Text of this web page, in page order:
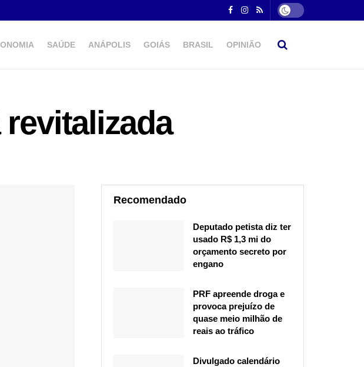
SAÚDE ANÁPOLIS GOIÁS BRASIL OPINIÃO
Recomendado
Deputado petista diz ter
usado R$ 1,3 mi do
orçamento secreto por
engano
PRF apreende droga e
provoca prejuízo de
quase meio milhão de
reais ao tráfico
Divulgado calendário